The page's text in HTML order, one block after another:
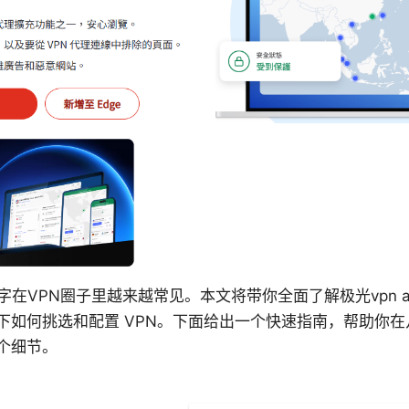
在VPN圈子里越来越常见。本文将带你全面了解极光vpn
如何挑选和配置 VPN。下面给出一个快速指南，帮助你
节。